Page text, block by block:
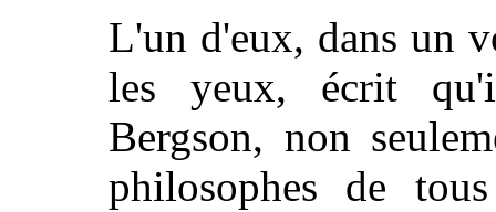
L'un d'eux, dans un
les yeux, écrit
Bergson, non
philosophes de